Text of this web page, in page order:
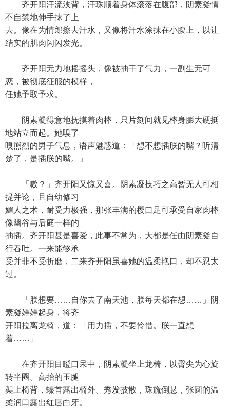
齐开阳汗流浃背，汗珠顺着身体滚落在腹部，阴素凝情
不自禁地伸手抹了上
去。像在为情郎擦去汗水，又像将汗水涂抹在小腹上，以让
结实的肌肉闪闪发光。
齐开阳无力地摇摇头，像被抽干了气力，一副生无可
恋，被彻底征服的模样，
任她予取予求。
阴素凝得意地抚摸着肉棒，只片刻间就见棒身膨大硬挺
地站立而起。她嗅了
嗅熊烈的男子气息，语声魅惑道：「想不想插朕的嘴？听清
楚了，是插朕的嘴。」
「嗷？」齐开阳又惊又喜。阴素凝技巧之高暂无人可相
提并论，且自幼修习
媚人之术，耐受力极强，那张丰满的樱口足可承受自家肉棒
像幽谷与后庭一样的
抽插。齐开阳甚是喜爱，此事不常为，大都是任由阴素凝自
行吞吐。一来能够承
受并非不受折磨，二来齐开阳虽喜她的温柔艳口，却不忍太
过。
「朕想要……自你去了南天池，朕每天都在想……」阴
素凝婷婷起身，将齐
开阳拉离龙椅，道：「用力插，不要怜惜。朕一直想
着……」
在齐开阳目瞪口呆中，阴素凝坐上龙椅，以臀尖为心旋
转半圈。高抬的玉腿
架上椅背，螓首露出椅外。秀发披散，珠旒倒悬，张圆的温
柔润口露出红唇白牙。